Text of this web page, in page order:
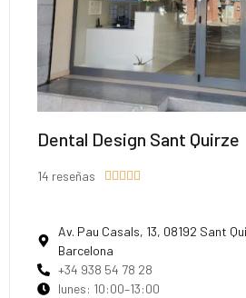
Dental Design Sant Quirze
14 reseñas     
Av. Pau Casals, 13, 08192 Sant
Barcelona
+34 938 54 78 28
lunes: 10:00–13:00